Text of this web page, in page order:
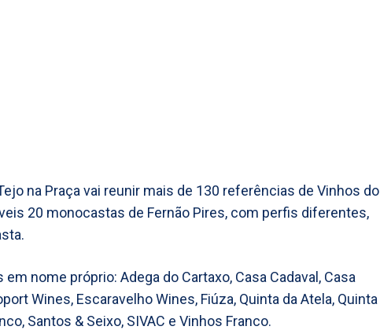
na Praça vai reunir mais de 130 referências de Vinhos do
20 monocastas de Fernão Pires, com perfis diferentes,
nome próprio: Adega do Cartaxo, Casa Cadaval, Casa
Wines, Escaravelho Wines, Fiúza, Quinta da Atela, Quinta
Santos & Seixo, SIVAC e Vinhos Franco.